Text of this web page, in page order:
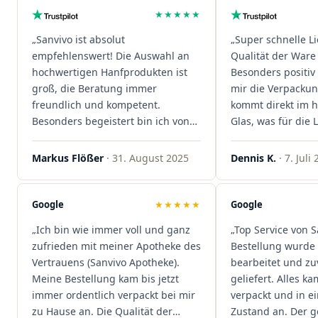
★★★★★
„Sanvivo ist absolut
empfehlenswert! Die Auswahl an
hochwertigen Hanfprodukten ist
groß, die Beratung immer
freundlich und kompetent.
Besonders begeistert bin ich von
der schnellen Rezeptannahme –
alles läuft unkompliziert und
sind extrem zügig, was mir jedes
Mal viel Zeit spart. Man merkt,
Kundenzufriedenheit an erster
Stelle stehen. Vielen Dank an das
Team von Sanvivo – ich bin
rundum begeistert!"
Markus Flößer · 31. August 2025
„Super schnelle
Qualität der
Besonders
mir die
kommt direkt im
Glas, was für die
ist. Ich bestelle
wieder!"
Dennis K. · 7. Juli
Google ★★★★★
„Ich bin wie immer voll und ganz
zufrieden mit meiner Apotheke des
Vertrauens (Sanvivo Apotheke).
Meine Bestellung kam bis jetzt
immer ordentlich verpackt bei mir
zu Hause an. Die Qualität der
Google
„Top Service von
Bestellung wurde
bearbeitet und
geliefert. Alles
verpackt und in
Zustand an. Der